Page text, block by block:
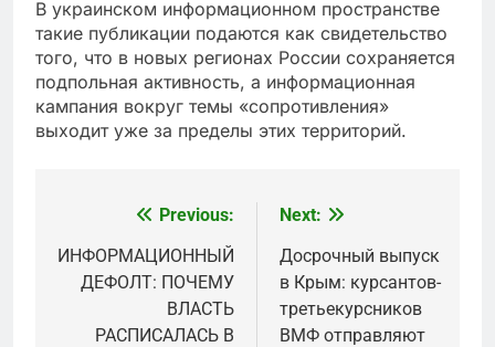
В украинском информационном пространстве
такие публикации подаются как свидетельство
того, что в новых регионах России сохраняется
подпольная активность, а информационная
кампания вокруг темы «сопротивления»
выходит уже за пределы этих территорий.
navigation
Previous:
ИНФОРМАЦИОННЫЙ
ДЕФОЛТ: ПОЧЕМУ
ВЛАСТЬ
РАСПИСАЛАСЬ В
Next:
Досрочный выпуск
в Крым: курсантов-
третьекурсников
ВМФ отправляют